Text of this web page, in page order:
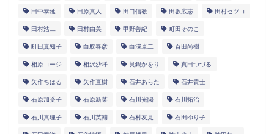
田中泰延 田原真人 田口信教 田坂広志 田村セツコ
田村浩二 田村由美 甲野善紀 町田そのこ
町田真知子 白取春彦 白澤卓二 百田尚樹
相原コージ 相沢沙呼 眞鍋かをり 真田つづる
矢作ちはる 矢作直樹 石井あらた 石井貴士
石原加受子 石原新菜 石川光陽 石川拓治
石川真理子 石川英輔 石村友見 石田ゆり子